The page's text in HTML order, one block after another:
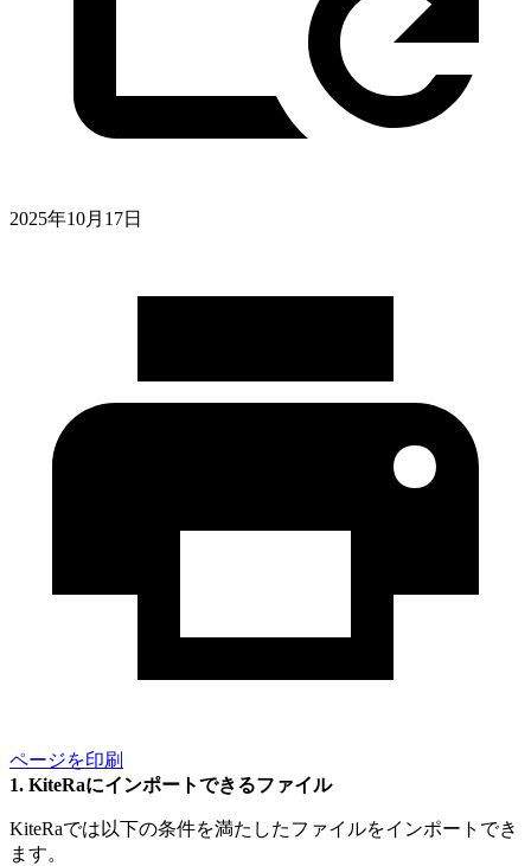
2025年10月17日
ページを印刷
KiteRaにインポートできるファイル
KiteRaでは以下の条件を満たしたファイルをインポートでき
ます。